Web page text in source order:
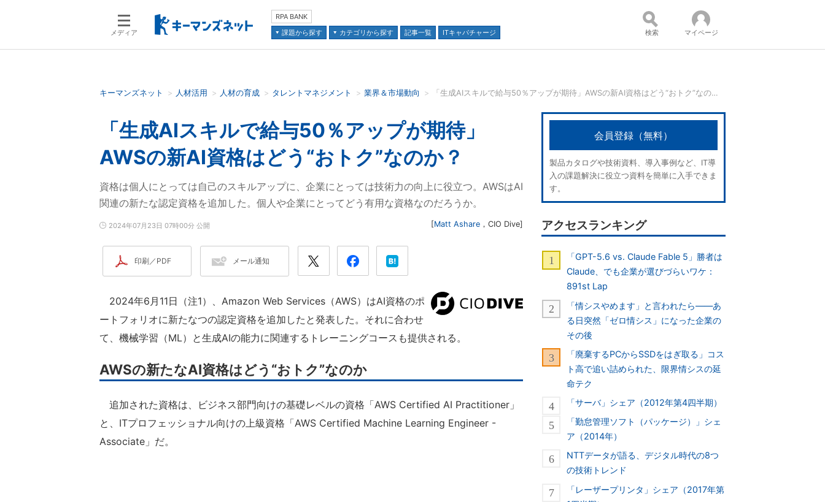
メディア
RPA BANK
課題から探す
カテゴリから探す 記事一覧 ITキャパチャージ
検索語を入力してください コンテンツ：
並び順：
検索 マイページ
キーマンズネット 人材活用 人材の育成 タレントマネジメント 業界＆市場動向 「生成AIスキルで給与50％アップが期待」AWSの新AI資格はどう“おトク”なのか？
「生成AIスキルで給与50％アップが期待」
AWSの新AI資格はどう“おトク”なのか？
資格は個人にとっては自己のスキルアップに、企業にとっては技術力の向上に役立つ。AWSはAI
関連の新たな認定資格を追加した。個人や企業にとってどう有用な資格なのだろうか。
2024年07月23日 07時00分 公開 [Matt Ashare ， CIO Dive]
印刷／PDF メール通知
2024年6月11日（注1）、Amazon Web Services（AWS）はAI資格のポ
ートフォリオに新たなつの認定資格を追加したと発表した。それに合わせ
て、機械学習（ML）と生成AIの能力に関連するトレーニングコースも提供される。
AWSの新たなAI資格はどう“おトク”なのか
追加された資格は、ビジネス部門向けの基礎レベルの資格「AWS Certified AI Practitioner」
と、ITプロフェッショナル向けの上級資格「AWS Certified Machine Learning Engineer -
Associate」だ。
会員登録（無料）
製品カタログや技術資料、導入事例など、IT導
入の課題解決に役立つ資料を簡単に入手できま
す。
アクセスランキング
「GPT-5.6 vs. Claude Fable 5」勝者は
Claude、でも企業が選びづらいワケ：
891st Lap
「情シスやめます」と言われたら――あ
る日突然「ゼロ情シス」になった企業の
その後
「廃棄するPCからSSDをはぎ取る」コス
ト高で追い詰められた、限界情シスの延
命テク
「サーバ」シェア（2012年第4四半期）
「勤怠管理ソフト（パッケージ）」シェ
ア（2014年）
NTTデータが語る、デジタル時代の8つ
の技術トレンド
「レーザープリンタ」シェア（2017年第